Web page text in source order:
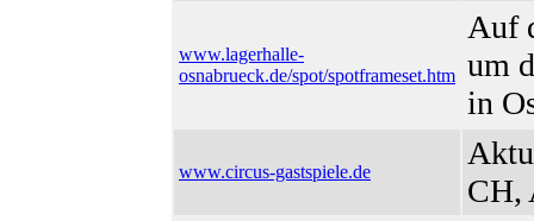
www.lagerhalle-
osnabrueck.de/spot/spotframeset.htm
Auf
um
in
www.circus-gastspiele.de
CH,